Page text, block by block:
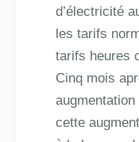
d’électricité
les tarifs
tarifs heures
Cinq mois
cette